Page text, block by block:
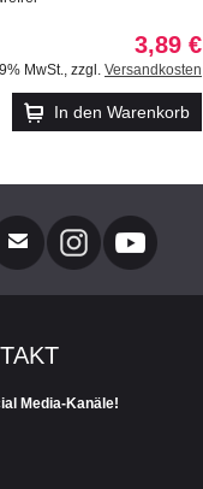
3,89 €
MwSt., zzgl. Versandkosten
In den Warenkorb
Media-Kanäle!